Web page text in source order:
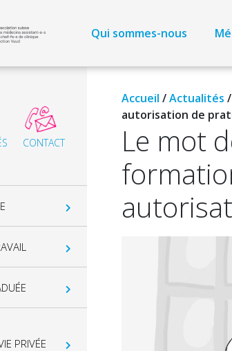
Qui sommes-nous
CONTACT
PRIVÉE
Accueil /Actualités /
autorisation de
Le mot